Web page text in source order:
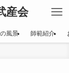
産会
風景 師範紹介